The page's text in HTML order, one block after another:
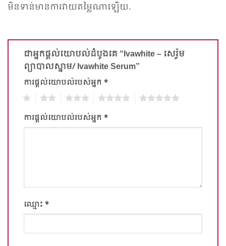
មិន​ទាន់​មាន​ការ​វាយ​តម្លៃណា​ឡើយ.
ជាអ្នកផ្តល់យោបល់ដំបូងគេ “Ivawhite – សេរ៉ូម​
ព្យាបាល​ស្នាម​/​ Ivawhite​ Serum”
ការផ្តល់យោបល់​របស់​អ្នក *
ការផ្តល់យោបល់​របស់​អ្នក *
ឈ្មោះ *